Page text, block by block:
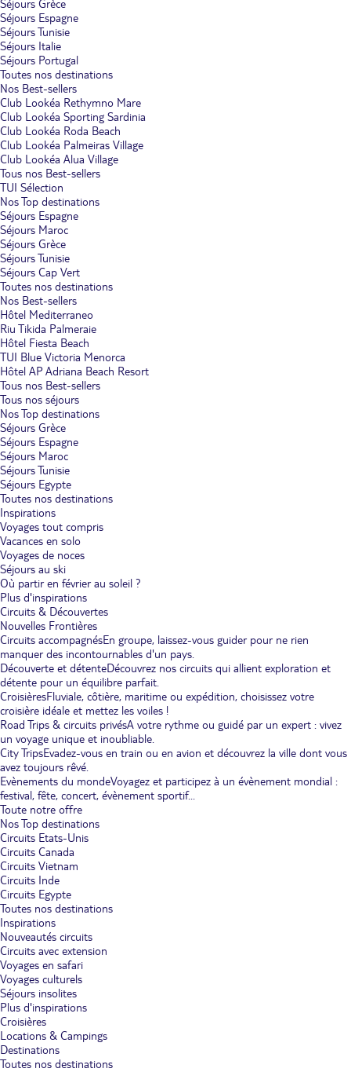
Séjours Grèce
Séjours Espagne
Séjours Tunisie
Séjours Italie
Séjours Portugal
Toutes nos destinations
Nos Best-sellers
Club Lookéa Rethymno Mare
Club Lookéa Sporting Sardinia
Club Lookéa Roda Beach
Club Lookéa Palmeiras Village
Club Lookéa Alua Village
Tous nos Best-sellers
TUI Sélection
Nos Top destinations
Séjours Espagne
Séjours Maroc
Séjours Grèce
Séjours Tunisie
Séjours Cap Vert
Toutes nos destinations
Nos Best-sellers
Hôtel Mediterraneo
Riu Tikida Palmeraie
Hôtel Fiesta Beach
TUI Blue Victoria Menorca
Hôtel AP Adriana Beach Resort
Tous nos Best-sellers
Tous nos séjours
Nos Top destinations
Séjours Grèce
Séjours Espagne
Séjours Maroc
Séjours Tunisie
Séjours Egypte
Toutes nos destinations
Inspirations
Voyages tout compris
Vacances en solo
Voyages de noces
Séjours au ski
Où partir en février au soleil ?
Plus d'inspirations
Circuits & Découvertes
Nouvelles Frontières
Circuits accompagnésEn groupe, laissez-vous guider pour ne rien
manquer des incontournables d'un pays.
Découverte et détenteDécouvrez nos circuits qui allient exploration et
détente pour un équilibre parfait.
CroisièresFluviale, côtière, maritime ou expédition, choisissez votre
croisière idéale et mettez les voiles !
Road Trips & circuits privésA votre rythme ou guidé par un expert : vivez
un voyage unique et inoubliable.
City TripsEvadez-vous en train ou en avion et découvrez la ville dont vous
avez toujours rêvé.
Evènements du mondeVoyagez et participez à un évènement mondial :
festival, fête, concert, évènement sportif...
Toute notre offre
Nos Top destinations
Circuits Etats-Unis
Circuits Canada
Circuits Vietnam
Circuits Inde
Circuits Egypte
Toutes nos destinations
Inspirations
Nouveautés circuits
Circuits avec extension
Voyages en safari
Voyages culturels
Séjours insolites
Plus d'inspirations
Croisières
Locations & Campings
Destinations
Toutes nos destinations